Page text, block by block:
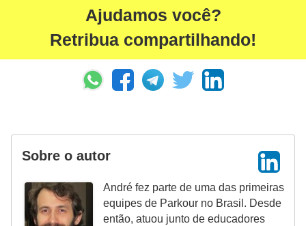
Ajudamos você?
Retribua compartilhando!
Sobre o autor
André fez parte de uma das primeiras
equipes de Parkour no Brasil. Desde
então, atuou junto de educadores